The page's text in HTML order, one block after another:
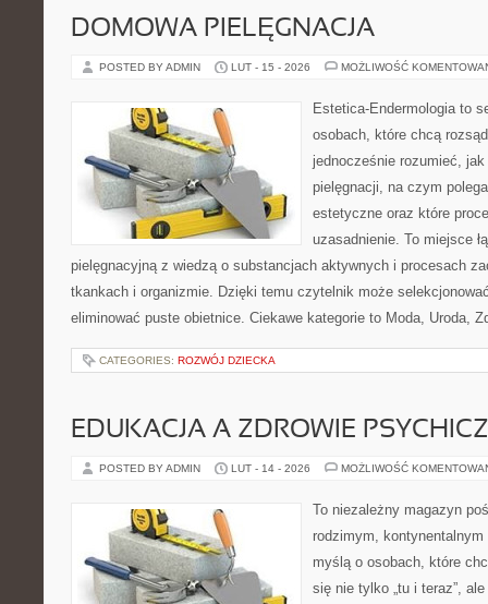
DOMOWA PIELĘGNACJA
POSTED BY ADMIN LUT - 15 - 2026 MOŻLIWOŚĆ
Estetica-Endermologia to
osobach, które chcą
jednocześnie rozumieć, jak
pielęgnacji, na czym
estetyczne oraz które
uzasadnienie. To miejsce
pielęgnacyjną z wiedzą o substancjach aktywnych i procesach
tkankach i organizmie. Dzięki temu czytelnik może
eliminować puste obietnice. Ciekawe kategorie to Moda, Uroda,
CATEGORIES: ROZWÓJ DZIECKA
EDUKACJA A ZDROWIE
POSTED BY ADMIN LUT - 14 - 2026 MOŻLIWOŚĆ
To niezależny magazyn
rodzimym,
myślą o osobach, które
się nie tylko „tu i teraz”,